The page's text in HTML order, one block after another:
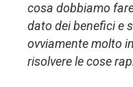
cosa dobbiamo
dato dei benefici e
ovviamente molto
risolvere le cose